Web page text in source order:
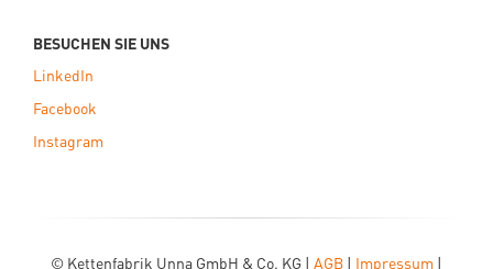
BESUCHEN SIE UNS
LinkedIn
Facebook
Instagram
© Kettenfabrik Unna GmbH & Co. KG | AGB | Impressum |